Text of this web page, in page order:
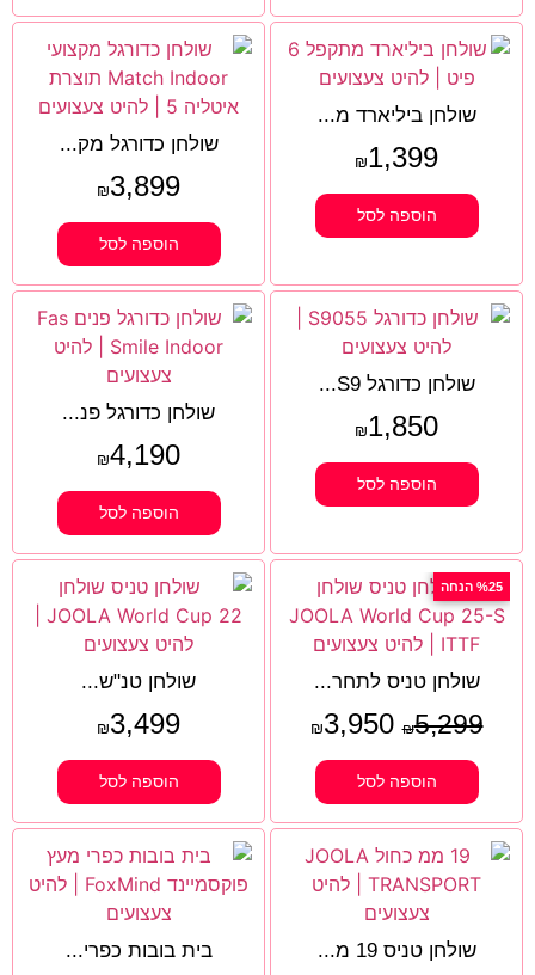
שולחן ביליארד מ...
₪1,399
הוספה לסל
שולחן כדורגל מק...
₪3,899
הוספה לסל
שולחן כדורגל S9...
₪1,850
הוספה לסל
שולחן כדורגל פנ...
₪4,190
הוספה לסל
%25 הנחה
שולחן טניס לתחר...
₪5,299
₪3,950
הוספה לסל
שולחן טנ"ש...
₪3,499
הוספה לסל
שולחן טניס 19 מ... בית בובות כפרי...